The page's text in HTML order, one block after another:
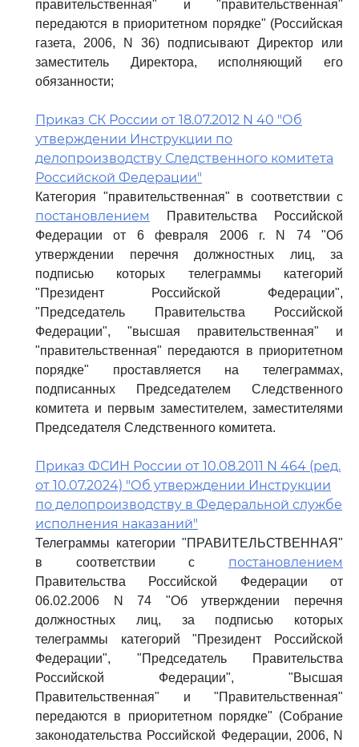
правительственная" и "правительственная"
передаются в приоритетном порядке" (Российская
газета, 2006, N 36) подписывают Директор или
заместитель Директора, исполняющий его
обязанности;
Приказ СК России от 18.07.2012 N 40 "Об
утверждении Инструкции по
делопроизводству Следственного комитета
Российской Федерации"
Категория "правительственная" в соответствии с
постановлением
Правительства Российской
Федерации от 6 февраля 2006 г. N 74 "Об
утверждении перечня должностных лиц, за
подписью которых телеграммы категорий
"Президент Российской Федерации",
"Председатель Правительства Российской
Федерации", "высшая правительственная" и
"правительственная" передаются в приоритетном
порядке" проставляется на телеграммах,
подписанных Председателем Следственного
комитета и первым заместителем, заместителями
Председателя Следственного комитета.
Приказ ФСИН России от 10.08.2011 N 464 (ред.
от 10.07.2024) "Об утверждении Инструкции
по делопроизводству в Федеральной службе
исполнения наказаний"
Телеграммы категории "ПРАВИТЕЛЬСТВЕННАЯ"
в соответствии с постановлением
Правительства Российской Федерации от
06.02.2006 N 74 "Об утверждении перечня
должностных лиц, за подписью которых
телеграммы категорий "Президент Российской
Федерации", "Председатель Правительства
Российской Федерации", "Высшая
Правительственная" и "Правительственная"
передаются в приоритетном порядке" (Собрание
законодательства Российской Федерации, 2006, N